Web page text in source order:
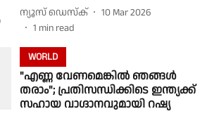
ന്യൂസ് ഡെസ്ക്
10 Mar 2026
1 min read
WORLD
"എണ്ണ വേണമെങ്കിൽ ഞങ്ങൾ
തരാം"; പ്രതിസന്ധിക്കിടെ ഇന്ത്യക്ക്
സഹായ വാഗ്ദാനവുമായി റഷ്യ